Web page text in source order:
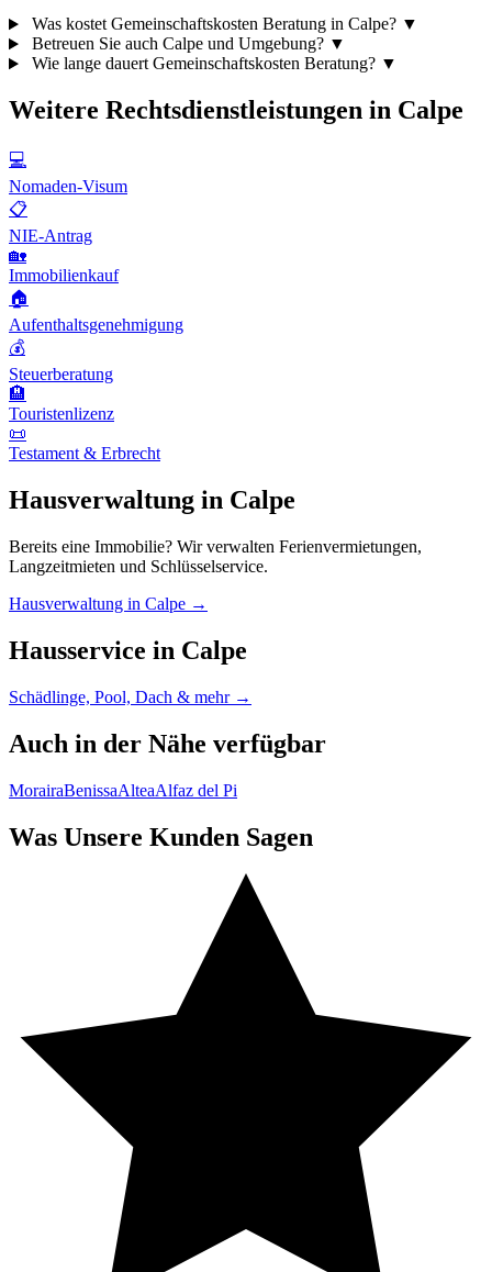
Was kostet Gemeinschaftskosten Beratung in Calpe? ▼
Betreuen Sie auch Calpe und Umgebung? ▼
Wie lange dauert Gemeinschaftskosten Beratung? ▼
Weitere Rechtsdienstleistungen in Calpe
💻
Nomaden-Visum
📋
NIE-Antrag
🏡
Immobilienkauf
🏠
Aufenthaltsgenehmigung
💰
Steuerberatung
🏨
Touristenlizenz
📜
Testament & Erbrecht
Hausverwaltung in Calpe
Bereits eine Immobilie? Wir verwalten Ferienvermietungen,
Langzeitmieten und Schlüsselservice.
Hausverwaltung in Calpe →
Hausservice in Calpe
Schädlinge, Pool, Dach & mehr →
Auch in der Nähe verfügbar
MorairaBenissaAlteaAlfaz del Pi
Was Unsere Kunden Sagen